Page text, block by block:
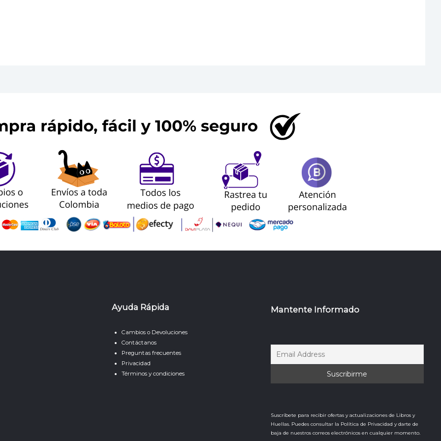
Ayuda Rápida
Cambios o Devoluciones
Contáctanos
Preguntas frecuentes
Privacidad
Términos y condiciones
Mantente Informado
Suscríbete para recibir ofertas y actualizaciones de Libros y
Huellas. Puedes consultar la Política de Privacidad y darte de
baja de nuestros correos electrónicos en cualquier momento.